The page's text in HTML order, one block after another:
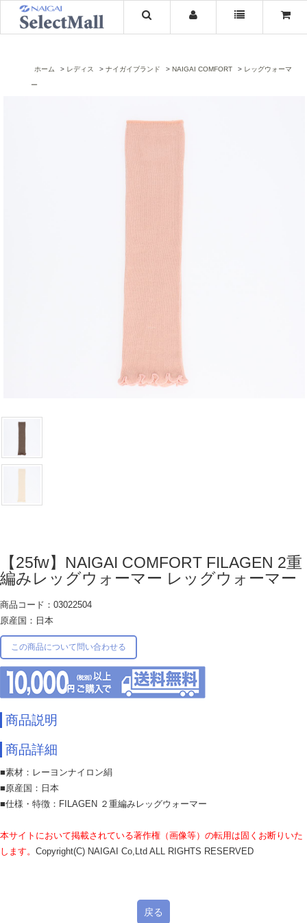
ホーム レディス ナイガイブランド NAIGAI COMFORT レッグウォーマ
ー
【25fw】NAIGAI COMFORT FILAGEN 2重
編みレッグウォーマー レッグウォーマー
商品コード：03022504
原産国：日本
この商品について問い合わせる
商品説明
商品詳細
■素材：レーヨンナイロン絹
■原産国：日本
■仕様・特徴：FILAGEN ２重編みレッグウォーマー
本サイトにおいて掲載されている著作権（画像等）の転用は固くお断りいた
します。 Copyright(C) NAIGAI Co,Ltd ALL RIGHTS RESERVED
戻る